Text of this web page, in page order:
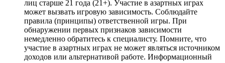
лиц старше 21 года (21+). Участие в азартных играх
может вызвать игровую зависимость. Соблюдайте
правила (принципы) ответственной игры. При
обнаружении первых признаков зависимости
немедленно обратитесь к специалисту. Помните, что
участие в азартных играх не может являться источником
доходов или альтернативой работе. Информационный